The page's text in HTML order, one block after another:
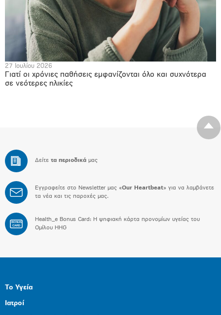
27 Ιουλίου 2026
Γιατί οι χρόνιες παθήσεις εμφανίζονται όλο και συχνότερα
σε νεότερες ηλικίες
Δείτε τα περιοδικά μας
Εγγραφείτε στο Newsletter μας «Our Heartbeat» για να λαμβάνετε
τα νέα και τις παροχές μας.
BONUS
CARD
Health_e Bonus Card: H ψηφιακή κάρτα προνομίων υγείας του
Ομίλου HHG
Το Υγεία
Ιατροί